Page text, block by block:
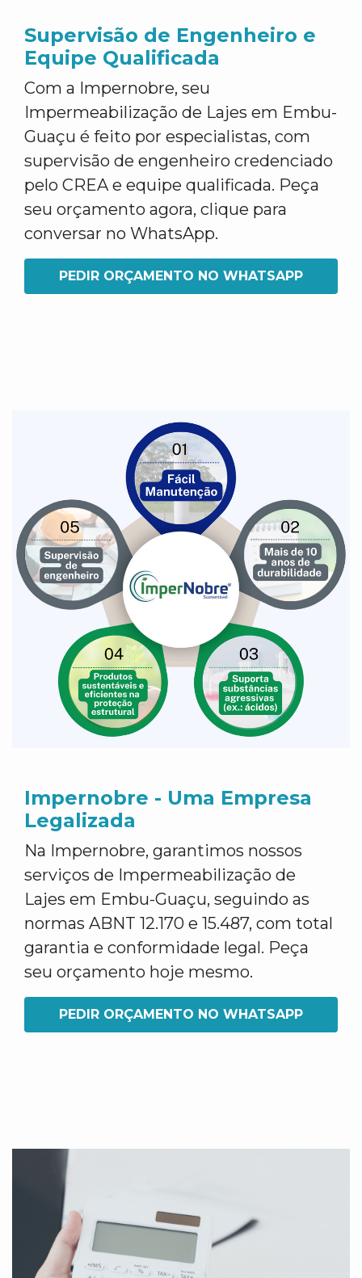
Supervisão de Engenheiro e
Equipe Qualificada
Com a Impernobre, seu
Impermeabilização de Lajes em Embu-
Guaçu é feito por especialistas, com
supervisão de engenheiro credenciado
pelo CREA e equipe qualificada. Peça
seu orçamento agora, clique para
conversar no WhatsApp.
PEDIR ORÇAMENTO NO WHATSAPP
Impernobre - Uma Empresa
Legalizada
Na Impernobre, garantimos nossos
serviços de Impermeabilização de
Lajes em Embu-Guaçu, seguindo as
normas ABNT 12.170 e 15.487, com total
garantia e conformidade legal. Peça
seu orçamento hoje mesmo.
PEDIR ORÇAMENTO NO WHATSAPP